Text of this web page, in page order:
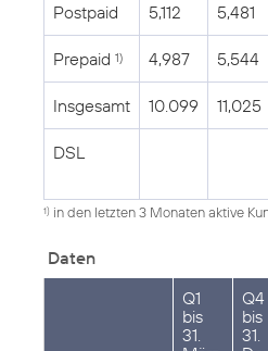
Postpaid 5,112 5,481
Prepaid 1) 4,987 5,544
Insgesamt 10.099 11,025
DSL
1) in den letzten 3 Monaten aktive
Daten
Q1
bis
31.
Q4
bis
31.